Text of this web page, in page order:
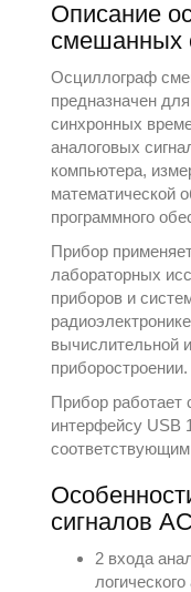
Описание
смешанных
Осциллограф
предназначен
синхронных
аналоговых
компьютера,
математической
программного
Прибор
лабораторных
приборов и
вычислительной
приборостроении.
Прибор работает
интерфейсу USB
сигналов
2 входа